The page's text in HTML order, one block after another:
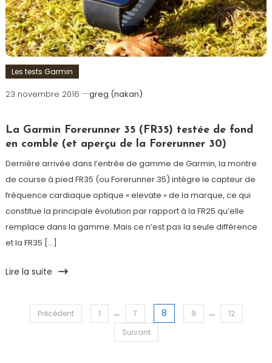
Les tests Garmin
23 novembre 2016 greg (nakan)
La Garmin Forerunner 35 (FR35) testée de fond
en comble (et aperçu de la Forerunner 30)
Dernière arrivée dans l’entrée de gamme de Garmin, la montre
de course à pied FR35 (ou Forerunner 35) intègre le capteur de
fréquence cardiaque optique « elevate » de la marque, ce qui
constitue la principale évolution par rapport à la FR25 qu’elle
remplace dans la gamme. Mais ce n’est pas la seule différence
et la FR35 […]
Lire la suite
Pagination
Précédent 1 … 7 8 9 …
12
Suivant